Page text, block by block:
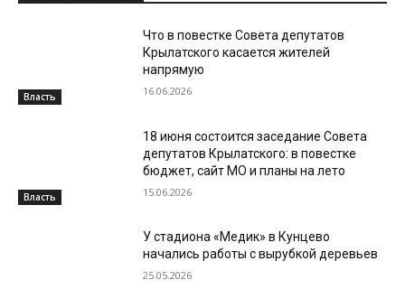
Власть
Что в повестке Совета депутатов
Крылатского касается жителей
напрямую
16.06.2026
Власть
18 июня состоится заседание Совета
депутатов Крылатского: в повестке
бюджет, сайт МО и планы на лето
15.06.2026
У стадиона «Медик» в Кунцево
начались работы с вырубкой деревьев
25.05.2026